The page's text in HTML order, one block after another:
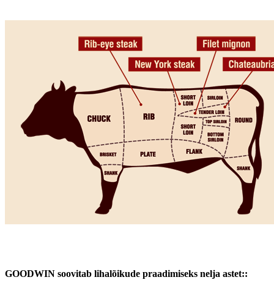
GOODWIN soovitab lihalõikude praadimiseks nelja astet::